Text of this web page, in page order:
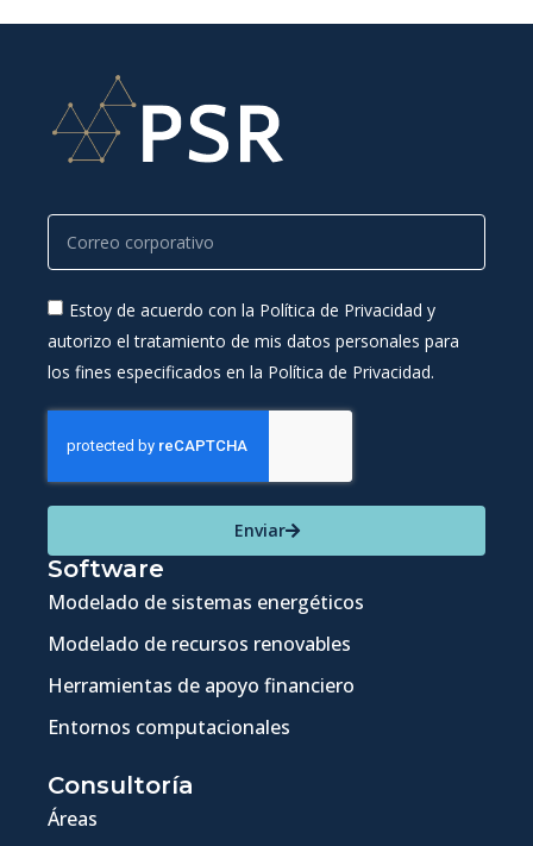
Estoy de acuerdo con la Política de Privacidad y
autorizo el tratamiento de mis datos personales para
los fines especificados en la Política de Privacidad.
Enviar
Software
Modelado de sistemas energéticos
Modelado de recursos renovables
Herramientas de apoyo financiero
Entornos computacionales
Consultoría
Áreas